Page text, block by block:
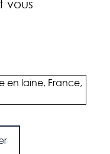
vous
en laine, France,